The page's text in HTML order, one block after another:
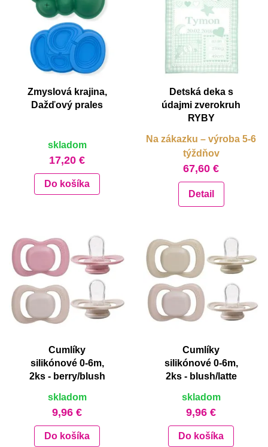
Zmyslová krajina,
Dažďový prales
skladom
17,20 €
Do košíka
Detská deka s
údajmi zverokruh
RYBY
Na zákazku – výroba 5-6
týždňov
67,60 €
Detail
Cumlíky
silikónové 0-6m,
2ks - berry/blush
skladom
9,96 €
Do košíka
Cumlíky
silikónové 0-6m,
2ks - blush/latte
skladom
9,96 €
Do košíka